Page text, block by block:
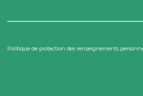
Politique de protection des renseignements